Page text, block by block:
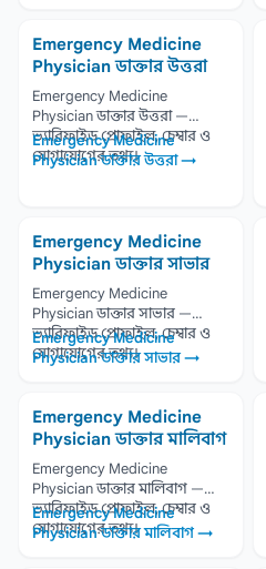
Emergency Medicine
Physician ডাক্তার উত্তরা
Emergency Medicine
Physician ডাক্তার উত্তরা —
ভ্যারিফাইড প্রোফাইল, চেম্বার ও
যোগাযোগের তথ্য।
Emergency Medicine
Physician ডাক্তার উত্তরা →
Emergency Medicine
Physician ডাক্তার সাভার
Emergency Medicine
Physician ডাক্তার সাভার —
ভ্যারিফাইড প্রোফাইল, চেম্বার ও
যোগাযোগের তথ্য।
Emergency Medicine
Physician ডাক্তার সাভার →
Emergency Medicine
Physician ডাক্তার মালিবাগ
Emergency Medicine
Physician ডাক্তার মালিবাগ —
ভ্যারিফাইড প্রোফাইল, চেম্বার ও
যোগাযোগের তথ্য।
Emergency Medicine
Physician ডাক্তার মালিবাগ →